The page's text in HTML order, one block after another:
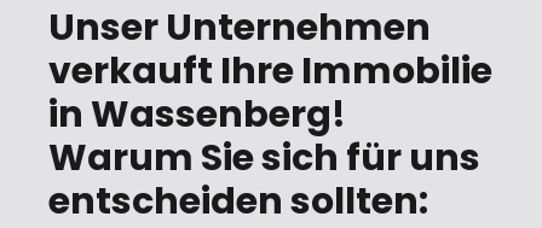
Unser Unternehmen
verkauft Ihre Immobilie
in Wassenberg!
Warum Sie sich für uns
entscheiden sollten: